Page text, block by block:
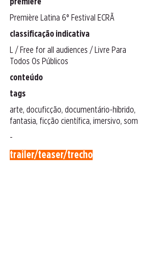
premiere
Première Latina 6° Festival ECRÃ
classificação indicativa
L / Free for all audiences / Livre Para
Todos Os Públicos
conteúdo
tags
arte, docuficção, documentário-híbrido,
fantasia, ficção científica, imersivo, som
-
trailer/teaser/trecho